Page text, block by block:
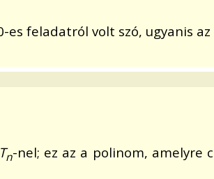
es feladatról volt szó, ugyanis
Tn-nel; ez az a polinom, amelyre